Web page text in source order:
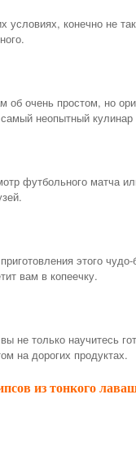
условиях, конечно не
об очень простом, но
неопытный
футбольного матча
этого
вам в копеечку.
не только научитесь
на дорогих продуктах.
из тонкого